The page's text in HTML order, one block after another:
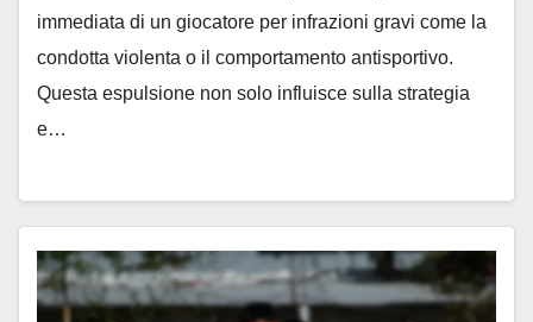
immediata di un giocatore per infrazioni gravi come la
condotta violenta o il comportamento antisportivo.
Questa espulsione non solo influisce sulla strategia
e…